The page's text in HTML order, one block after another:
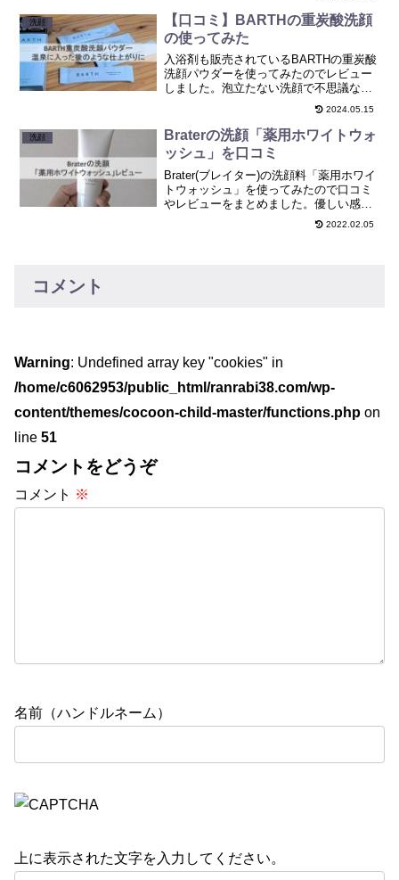
洗顔
【口コミ】BARTHの重炭酸洗顔
の使ってみた
入浴剤も販売されているBARTHの重炭酸
洗顔パウダーを使ってみたのでレビュー
しました。泡立たない洗顔で不思議な感
じでしたが洗いあがりは温泉に入ったあ
2024.05.15
洗顔
Braterの洗顔「薬用ホワイトウォ
ッシュ」を口コミ
Brater(ブレイター)の洗顔料「薬用ホワイ
トウォッシュ」を使ってみたので口コミ
やレビューをまとめました。優しい感じ
2022.02.05
コメント
Warning: Undefined array key "cookies" in
/home/c6062953/public_html/ranrabi38.com/wp-
content/themes/cocoon-child-master/functions.php on
line 51
コメントをどうぞ
コメント ※
名前（ハンドルネーム）
上に表示された文字を入力してください。